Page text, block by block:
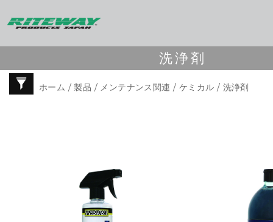
洗浄剤
ホーム /製品 / メンテナンス関連 / ケミカル / 洗浄剤